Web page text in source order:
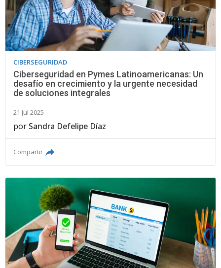
CIBERSEGURIDAD
Ciberseguridad en Pymes Latinoamericanas: Un
desafío en crecimiento y la urgente necesidad
de soluciones integrales
21 Jul 2025
por Sandra Defelipe Díaz
Compartir